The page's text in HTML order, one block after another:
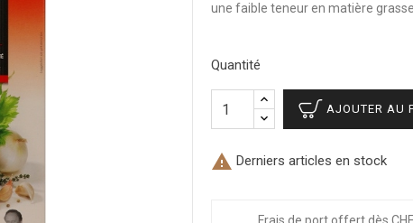
une faible teneur en matière grasse.
Quantité
AJOUTER AU
 Derniers articles en stock